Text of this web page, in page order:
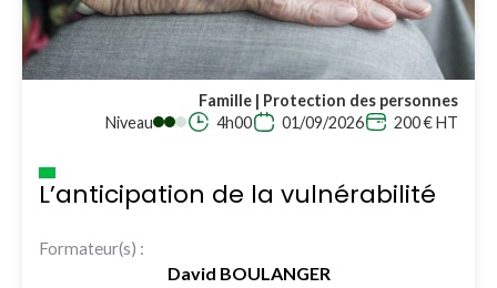
Famille | Protection des personnes
Niveau
4h00 01/09/2026 200 € HT
L’anticipation de la vulnérabilité
Formateur(s) :
David BOULANGER